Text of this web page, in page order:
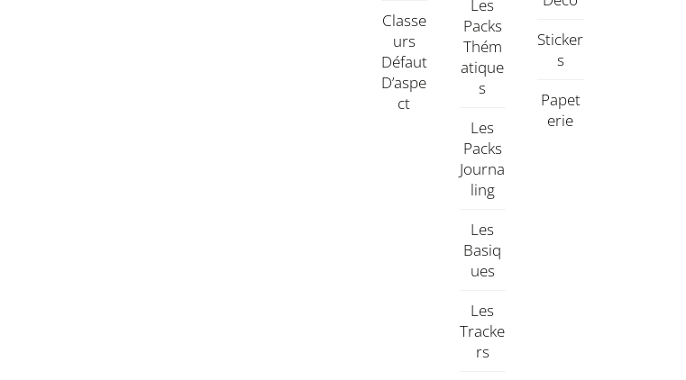
Classe
Urs
Défaut
D’aspe
Ct
Les
Packs
Thém
Atique
S
Les
Packs
Journa
Ling
Les
Basiq
Ues
Les
Tracke
Rs
Sticker
S
Papet
Erie